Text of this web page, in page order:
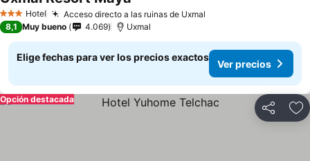
3 Estrellas
Hotel Acceso directo a las ruinas de Uxmal
8,1 Muy bueno 4.069 Uxmal
Elige fechas para ver los precios exactos
Ver precios
Compartir
Opción destacada